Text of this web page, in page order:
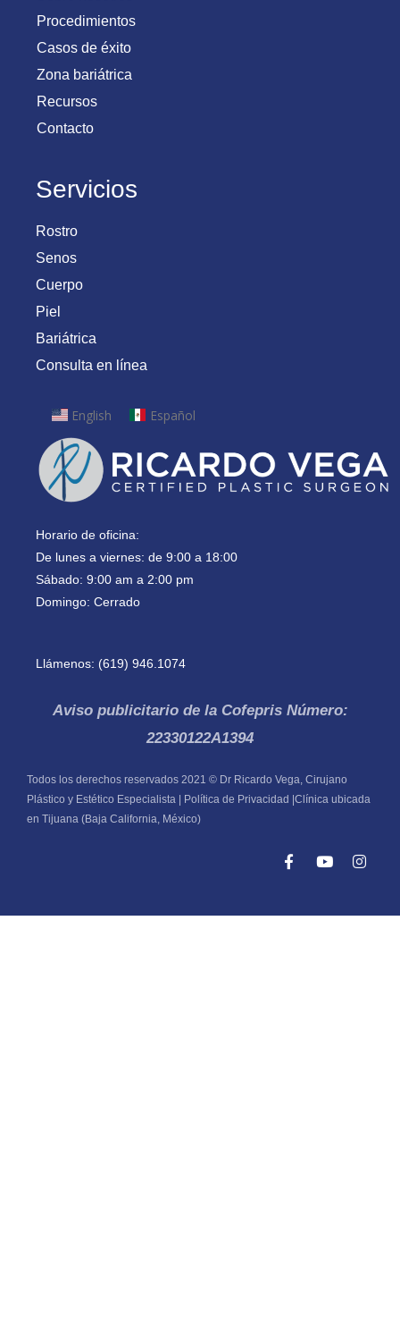
Procedimientos
Casos de éxito
Zona bariátrica
Recursos
Contacto
Servicios
Rostro
Senos
Cuerpo
Piel
Bariátrica
Consulta en línea
English Español
Horario de oficina:
De lunes a viernes: de 9:00 a 18:00
Sábado: 9:00 am a 2:00 pm
Domingo: Cerrado
Llámenos: (619) 946.1074
Aviso publicitario de la Cofepris Número:
22330122A1394
Todos los derechos reservados 2021 © Dr Ricardo Vega, Cirujano
Plástico y Estético Especialista | Política de Privacidad |Clínica ubicada
en Tijuana (Baja California, México)
F
a
b
Y
o
u
I
n
a